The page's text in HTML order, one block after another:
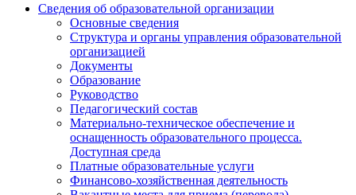
Сведения об образовательной организации
Основные сведения
Структура и органы управления образовательной
организацией
Документы
Образование
Руководство
Педагогический состав
Материально-техническое обеспечение и
оснащенность образовательного процесса.
Доступная среда
Платные образовательные услуги
Финансово-хозяйственная деятельность